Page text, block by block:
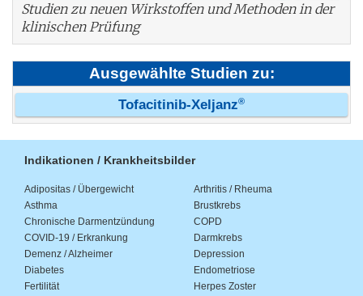
Studien zu neuen Wirkstoffen und Methoden in der
klinischen Prüfung
Ausgewählte Studien zu:
Tofacitinib-Xeljanz®
Indikationen / Krankheitsbilder
Adipositas / Übergewicht
Arthritis / Rheuma
Asthma
Brustkrebs
Chronische Darmentzündung
COPD
COVID-19 / Erkrankung
Darmkrebs
Demenz / Alzheimer
Depression
Diabetes
Endometriose
Fertilität
Herpes Zoster